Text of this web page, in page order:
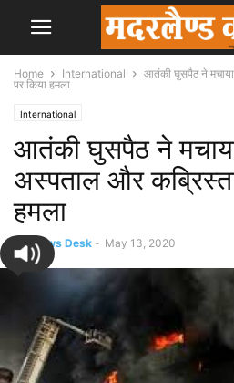
Home International
आतंकी घुसपैठ ने
पर किया हमला
International
आतंकी घुसपैठ ने
अस्पताल और
हमला
By News Desk - May 13, 2020